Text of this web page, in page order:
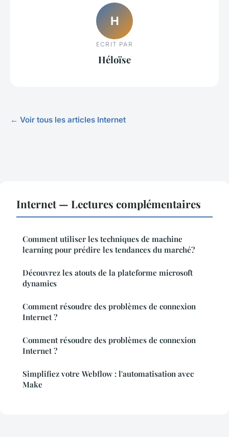
H
ECRIT PAR
Héloïse
← Voir tous les articles Internet
Internet — Lectures complémentaires
Comment utiliser les techniques de machine
learning pour prédire les tendances du marché?
Découvrez les atouts de la plateforme microsoft
dynamics
Comment résoudre des problèmes de connexion
Internet ?
Comment résoudre des problèmes de connexion
Internet ?
Simplifiez votre Webflow : l'automatisation avec
Make